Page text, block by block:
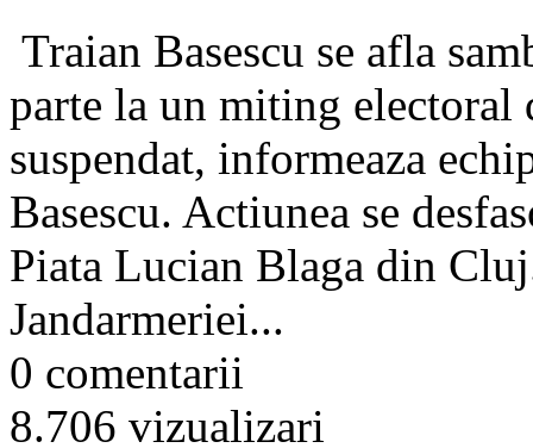
Traian Basescu se afla
parte la un miting
suspendat, informeaza
Basescu. Actiunea se
Piata Lucian Blaga din
Jandarmeriei...
0 comentarii
8.706 vizualizari